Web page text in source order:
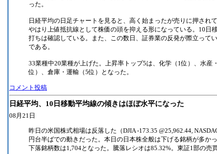
った。
日経平均の日足チャートを見ると、高く始まったが売りに押され
やはり上値抵抗線として株価の頭を抑える形になっている。10日
打ちは確認している。また、この数日、証券業の反発が際立って
である。
33業種中20業種が上げた。上昇率トップ5は、化学（1位）、水産
位）、倉庫・運輸（5位）となった。
コメント投稿
日経平均、10日移動平均線の傾きはほぼ水平になった
08月21日
昨日の米国株式相場は反落した（DJIA -173.35 @25,962.44,
円台半ばでの動きだった。本日の日本株全般は下げる銘柄が多か
下落銘柄数は1,704となった。騰落レシオは85.32%。東証1部の売